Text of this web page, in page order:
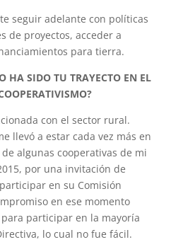
seguir adelante con políticas
de proyectos, acceder a
para tierra.
HA SIDO TU TRAYECTO EN EL
con el sector rural.
llevó a estar cada vez más en
algunas cooperativas de mi
por una invitación de
en su Comisión
en ese momento
participar en la mayoría
lo cual no fue fácil.